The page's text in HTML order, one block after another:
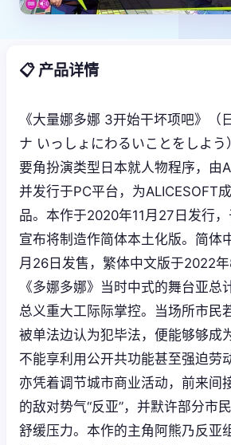
📋 产品详情
《大量娜多娜 3开始干坏项吧》（
ナ いっしょにわるいことをしよう
要角扮演类型日本就人物程序，由
并发行于PC平台，为ALICESOFT
品。本作于2020年11月27日发行
宣布将制造作简体本土化版。简体
月26日发售，繁体中文版于2022年
《多娜多娜》当时中式的舞台亚总
总义重大工际际掌控。当场所市民
被单法边认为犯毕法，便能够够成
不能享利用公开共功能甚至强迫劳
亦凭着调节城市商业活动，前来间
的敌对势气“反亚”，并默许部分市
舒缓压力。本作的主角阿熊乃反亚